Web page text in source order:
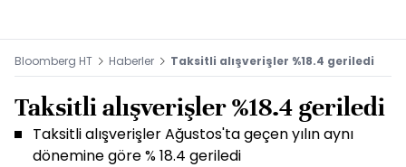
Bloomberg HT Haberler Taksitli alışverişler %18.4 geriledi
Taksitli alışverişler %18.4 geriledi
Taksitli alışverişler Ağustos'ta geçen yılın aynı
dönemine göre % 18.4 geriledi